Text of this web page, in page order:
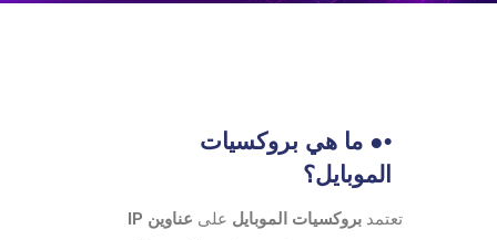
•● ما هي بروكسيات
الموبايل؟
تعتمد بروكسيات الموبايل على
عناوين IP